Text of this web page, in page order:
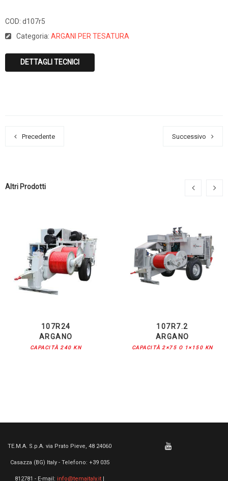
COD: d107r5
Categoria: ARGANI PER TESATURA
DETTAGLI TECNICI
Precedente Successivo
Altri Prodotti
107R24
ARGANO
CAPACITÀ 240 KN
107R7.2
ARGANO
CAPACITÀ 2×75 O 1×150 KN
TE.M.A. S.p.A. via Prato Pieve, 48 24060
Casazza (BG) Italy - Telefono: +39 035
812781 - E-mail: info@temaitaly.it |